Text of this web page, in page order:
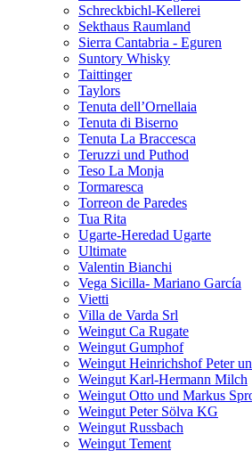
Schreckbichl-Kellerei
Sekthaus Raumland
Sierra Cantabria - Eguren
Suntory Whisky
Taittinger
Taylors
Tenuta dell’Ornellaia
Tenuta di Biserno
Tenuta La Braccesca
Teruzzi und Puthod
Teso La Monja
Tormaresca
Torreon de Paredes
Tua Rita
Ugarte-Heredad Ugarte
Ultimate
Valentin Bianchi
Vega Sicilla- Mariano García
Vietti
Villa de Varda Srl
Weingut Ca Rugate
Weingut Gumphof
Weingut Heinrichshof Peter
Weingut Karl-Hermann Milch
Weingut Otto und Markus
Weingut Peter Sölva KG
Weingut Russbach
Weingut Tement